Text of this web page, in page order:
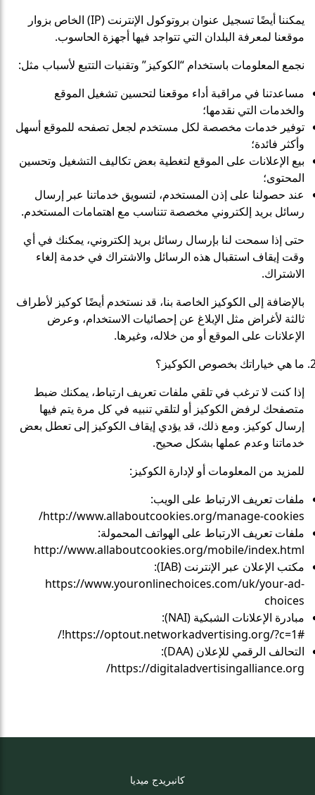
يمكننا أيضًا تسجيل عنوان بروتوكول الإنترنت (IP) الخاص بزوار
موقعنا لمعرفة البلدان التي تتواجد فيها أجهزة الحاسوب.
نجمع المعلومات باستخدام “الكوكيز” وتقنيات التتبع لأسباب مثل:
مساعدتنا في مراقبة أداء موقعنا لتحسين تشغيل الموقع
والخدمات التي نقدمها؛
توفير خدمات مخصصة لكل مستخدم لجعل تصفحه للموقع أسهل
وأكثر فائدة؛
بيع الإعلانات على الموقع لتغطية بعض تكاليف التشغيل وتحسين
المحتوى؛
عند حصولنا على إذن المستخدم، لتسويق خدماتنا عبر إرسال
رسائل بريد إلكتروني مخصصة تتناسب مع اهتمامات المستخدم.
حتى إذا سمحت لنا بإرسال رسائل بريد إلكتروني، يمكنك في أي
وقت إيقاف استقبال هذه الرسائل والاشتراك في خدمة إلغاء
الاشتراك.
بالإضافة إلى الكوكيز الخاصة بنا، قد نستخدم أيضًا كوكيز لأطراف
ثالثة لأغراض مثل الإبلاغ عن إحصائيات الاستخدام، وعرض
الإعلانات على الموقع أو من خلاله، وغيرها.
ما هي خياراتك بخصوص الكوكيز؟
إذا كنت لا ترغب في تلقي ملفات تعريف ارتباط، يمكنك ضبط
متصفحك لرفض الكوكيز أو لتلقي تنبيه في كل مرة يتم فيها
إرسال كوكيز. ومع ذلك، قد يؤدي إيقاف الكوكيز إلى تعطل بعض
خدماتنا وعدم عملها بشكل صحيح.
للمزيد من المعلومات أو لإدارة الكوكيز:
ملفات تعريف الارتباط على الويب:
http://www.allaboutcookies.org/manage-cookies/
ملفات تعريف الارتباط على الهواتف المحمولة:
http://www.allaboutcookies.org/mobile/index.html
مكتب الإعلان عبر الإنترنت (IAB):
https://www.youronlinechoices.com/uk/your-ad-
choices
مبادرة الإعلانات الشبكية (NAI):
https://optout.networkadvertising.org/?c=1#!/
التحالف الرقمي للإعلان (DAA):
https://digitaladvertisingalliance.org/
كانبريدج ميديا